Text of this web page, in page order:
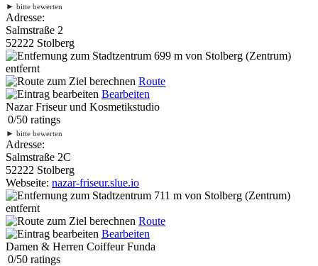
► bitte bewerten
Adresse:
Salmstraße 2
52222 Stolberg
699 m von Stolberg (Zentrum)
entfernt
Route
Bearbeiten
Nazar Friseur und Kosmetikstudio
0/50 ratings
► bitte bewerten
Adresse:
Salmstraße 2C
52222 Stolberg
Webseite: nazar-friseur.slue.io
711 m von Stolberg (Zentrum)
entfernt
Route
Bearbeiten
Damen & Herren Coiffeur Funda
0/50 ratings